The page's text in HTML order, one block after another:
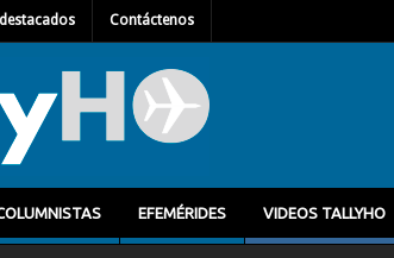
Contáctenos
EFEMÉRIDES VIDEOS TALLYHO